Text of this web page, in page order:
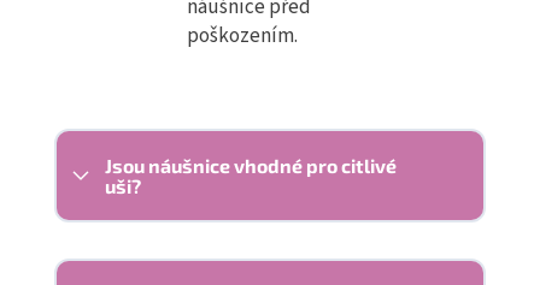
náušnice před
poškozením.
Jsou náušnice vhodné pro citlivé
uši?